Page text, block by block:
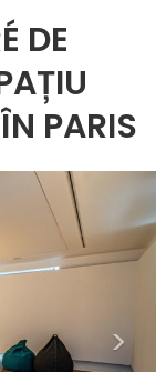
DE
PARIS
>